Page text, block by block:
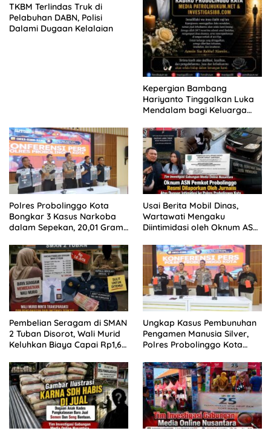
TKBM Terlindas Truk di
Pelabuhan DABN, Polisi
Dalami Dugaan Kelalaian
Kepergian Bambang
Hariyanto Tinggalkan Luka
Mendalam bagi Keluarga
Polres Probolinggo Kota
Bongkar 3 Kasus Narkoba
dalam Sepekan, 20,01 Gram
Usai Berita Mobil Dinas,
Wartawati Mengaku
Diintimidasi oleh Oknum ASN
Tempuh Jalur Hukum
Pembelian Seragam di SMAN
2 Tuban Disorot, Wali Murid
Keluhkan Biaya Capai Rp1,6
Ungkap Kasus Pembunuhan
Pengamen Manusia Silver,
Polres Probolinggo Kota